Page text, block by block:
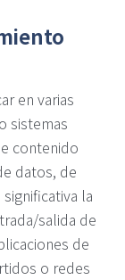
en varias
sistemas
contenido
datos, de
la
salida de
de
o redes